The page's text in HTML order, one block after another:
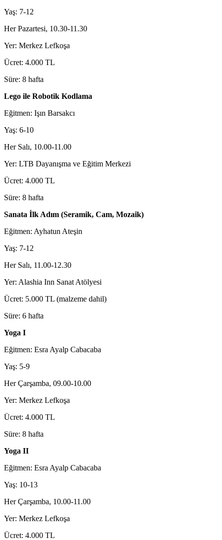
Yaş: 7-12
Her Pazartesi, 10.30-11.30
Yer: Merkez Lefkoşa
Ücret: 4.000 TL
Süre: 8 hafta
Lego ile Robotik Kodlama
Eğitmen: Işın Barsakcı
Yaş: 6-10
Her Salı, 10.00-11.00
Yer: LTB Dayanışma ve Eğitim Merkezi
Ücret: 4.000 TL
Süre: 8 hafta
Sanata İlk Adım (Seramik, Cam, Mozaik)
Eğitmen: Ayhatun Ateşin
Yaş: 7-12
Her Salı, 11.00-12.30
Yer: Alashia Inn Sanat Atölyesi
Ücret: 5.000 TL (malzeme dahil)
Süre: 6 hafta
Yoga I
Eğitmen: Esra Ayalp Cabacaba
Yaş: 5-9
Her Çarşamba, 09.00-10.00
Yer: Merkez Lefkoşa
Ücret: 4.000 TL
Süre: 8 hafta
Yoga II
Eğitmen: Esra Ayalp Cabacaba
Yaş: 10-13
Her Çarşamba, 10.00-11.00
Yer: Merkez Lefkoşa
Ücret: 4.000 TL